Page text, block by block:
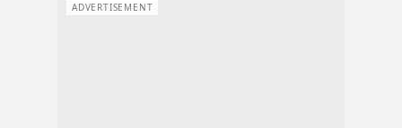
ADVERTISEMENT